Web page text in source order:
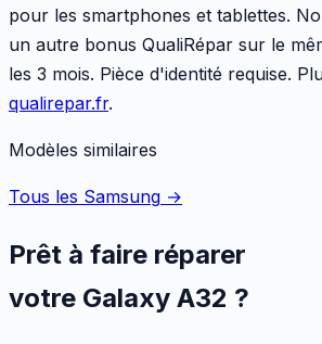
pour les smartphones et tablettes.
un autre bonus QualiRépar sur le
les 3 mois. Pièce d'identité requise.
qualirepar.fr.
Modèles similaires
Tous les Samsung →
Prêt à faire réparer
votre Galaxy A32 ?